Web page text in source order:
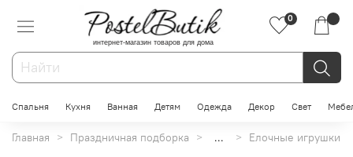
интернет-магазин товаров для дома
0
Спальня Кухня Ванная Детям Одежда Декор Свет
Главная Праздничная подборка ... Елочные игрушки